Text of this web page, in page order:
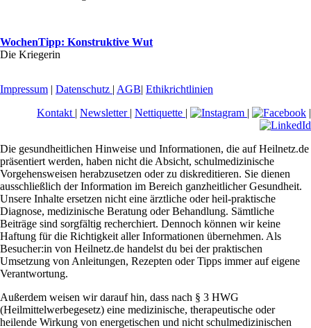
WochenTipp: Konstruktive Wut
Die Kriegerin
Impressum | Datenschutz | AGB| Ethikrichtlinien
Kontakt | Newsletter | Nettiquette | | |
Die gesundheitlichen Hinweise und Informationen, die auf Heilnetz.de
präsentiert werden, haben nicht die Absicht, schulmedizinische
Vorgehensweisen herabzusetzen oder zu diskreditieren. Sie dienen
ausschließlich der Information im Bereich ganzheitlicher Gesundheit.
Unsere Inhalte ersetzen nicht eine ärztliche oder heil-praktische
Diagnose, medizinische Beratung oder Behandlung. Sämtliche
Beiträge sind sorgfältig recherchiert. Dennoch können wir keine
Haftung für die Richtigkeit aller Informationen übernehmen. Als
Besucher:in von Heilnetz.de handelst du bei der praktischen
Umsetzung von Anleitungen, Rezepten oder Tipps immer auf eigene
Verantwortung.
Außerdem weisen wir darauf hin, dass nach § 3 HWG
(Heilmittelwerbegesetz) eine medizinische, therapeutische oder
heilende Wirkung von energetischen und nicht schulmedizinischen